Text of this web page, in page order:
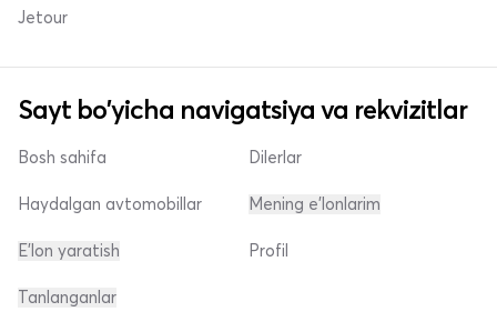
Jetour
Sayt bo'yicha navigatsiya va rekvizitlar
Bosh sahifa
Haydalgan avtomobillar
E'lon yaratish
Dilerlar
Mening e'lonlarim
Profil
Tanlanganlar